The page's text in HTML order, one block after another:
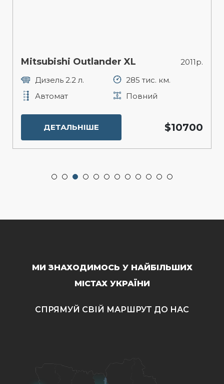
Mitsubishi Outlander XL
2011р.
Дизель 2.2 л.
285 тис. км.
Автомат
Повний
ДЕТАЛЬНІШЕ $10700
МИ ЗНАХОДИМОСЬ У НАЙБІЛЬШИХ
МІСТАХ УКРАЇНИ
СПРЯМУЙ СВІЙ МАРШРУТ ДО НАС